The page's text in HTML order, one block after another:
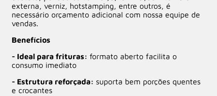
externa, verniz, hotstamping, entre outros, é
necessário orçamento adicional com nossa equipe de
vendas.
Benefícios
- Ideal para frituras:formato aberto facilita o
consumo imediato
- Estrutura reforçada: suporta bem porções quentes
e crocantes